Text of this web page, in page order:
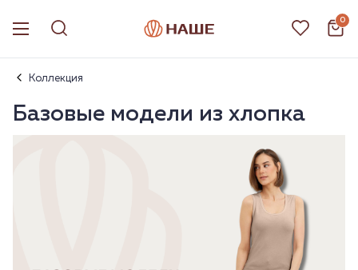
0
Коллекция
Базовые модели из хлопка